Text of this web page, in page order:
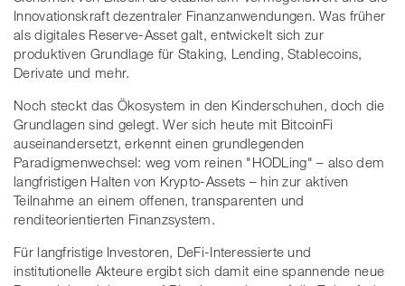
Innovationskraft dezentraler Finanzanwendungen. Was früher
als digitales Reserve-Asset galt, entwickelt sich zur
produktiven Grundlage für Staking, Lending, Stablecoins,
Derivate und mehr.
Noch steckt das Ökosystem in den Kinderschuhen, doch die
Grundlagen sind gelegt. Wer sich heute mit BitcoinFi
auseinandersetzt, erkennt einen grundlegenden
Paradigmenwechsel: weg vom reinen "HODLing" – also dem
langfristigen Halten von Krypto-Assets – hin zur aktiven
Teilnahme an einem offenen, transparenten und
renditeorientierten Finanzsystem.
Für langfristige Investoren, DeFi-Interessierte und
institutionelle Akteure ergibt sich damit eine spannende neue